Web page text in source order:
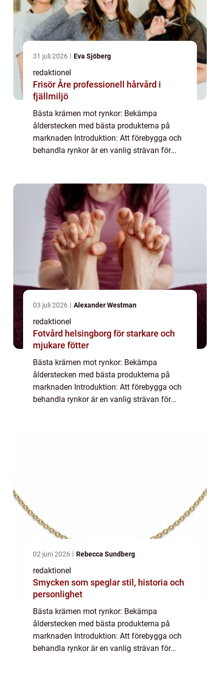
31 juli 2026 Eva Sjöberg
redaktionel
Frisör Åre professionell hårvård i
fjällmiljö
Bästa krämen mot rynkor: Bekämpa
ålderstecken med bästa produkterna på
marknaden Introduktion: Att förebygga och
behandla rynkor är en vanlig strävan för
analysera bästa kräm...
03 juli 2026 Alexander Westman
redaktionel
Fotvård helsingborg för starkare och
mjukare fötter
Bästa krämen mot rynkor: Bekämpa
ålderstecken med bästa produkterna på
marknaden Introduktion: Att förebygga och
behandla rynkor är en vanlig strävan för
02 juni 2026 Rebecca Sundberg
redaktionel
Smycken som speglar stil, historia och
personlighet
Bästa krämen mot rynkor: Bekämpa
ålderstecken med bästa produkterna på
marknaden Introduktion: Att förebygga och
behandla rynkor är en vanlig strävan för